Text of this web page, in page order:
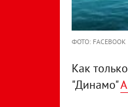
ФОТО: FACEBOOK
Как
"Динамо"